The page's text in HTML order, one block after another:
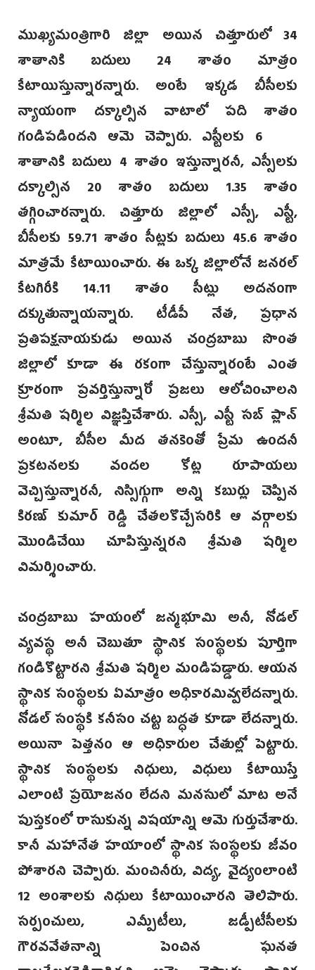
ముఖ్యమంత్రిగారి జిల్లా అయిన చిత్తూరులో 34
శాతానికి బదులు 24 శాతం మాత్రం
కేటాయిస్తున్నారన్నారు. అంటే ఇక్కడ బీసీలకు
న్యాయంగా దక్కాల్సిన వాటాలో పది శాతం
గండిపడిందని ఆమె చెప్పారు. ఎస్టీలకు 6
శాతానికి బదులు 4 శాతం ఇస్తున్నారనీ, ఎస్సీలకు
దక్కాల్సిన 20 శాతం బదులు 1.35 శాతం
తగ్గించారన్నారు. చిత్తూరు జిల్లాలో ఎస్సీ, ఎస్టీ,
బీసీలకు 59.71 శాతం సీట్లకు బదులు 45.6 శాతం
మాత్రమే కేటాయించారు. ఈ ఒక్క జిల్లాలోనే జనరల్
కేటగిరీకి 14.11 శాతం సీట్లు అదనంగా
దక్కుతున్నాయన్నారు. టీడీపీ నేత, ప్రధాన
ప్రతిపక్షనాయకుడు అయిన చంద్రబాబు సొంత
జిల్లాలో కూడా ఈ రకంగా చేస్తున్నారంటే ఎంత
క్రూరంగా ప్రవర్తిస్తున్నారో ప్రజలు ఆలోచించాలని
శ్రీమతి షర్మిల విజ్ఞప్తిచేశారు. ఎస్సీ, ఎస్టీ సబ్ ప్లాన్
అంటూ, బీసీల మీద తనకెంతో ప్రేమ ఉందనీ
ప్రకటనలకు వందల కోట్ల రూపాయలు
వెచ్చిస్తున్నారనీ, నిస్సిగ్గుగా అన్ని కబుర్లు చెప్పిన
కిరణ్ కుమార్ రెడ్డి చేతలకొచ్చేసరికి ఆ వర్గాలకు
మొండిచేయి చూపిస్తున్నరని శ్రీమతి షర్మిల
విమర్శించారు.
చంద్రబాబు హయంలో జన్మభూమి అనీ, నోడల్
వ్యవస్థ అనీ చెబుతూ స్థానిక సంస్థలకు పూర్తిగా
గండికొట్టారని శ్రీమతి షర్మిల మండిపడ్డారు. ఆయన
స్థానిక సంస్థలకు ఏమాత్రం అధికారమివ్వలేదన్నారు.
నోడల్ సంస్థకి కనీసం చట్ట బద్ధత కూడా లేదన్నారు.
అయినా పెత్తనం ఆ అధికారుల చేతుల్లో పెట్టారు.
స్థానిక సంస్థలకు నిధులు, విధులు కేటాయిస్తే
ఎలాంటి ప్రయోజనం లేదని మనసులో మాట అనే
పుస్తకంలో రాసుకున్న విషయాన్ని ఆమె గుర్తుచేశారు.
కానీ మహానేత హయాంలో స్థానిక సంస్థలకు జీవం
పోశారని చెప్పారు. మంచినీరు, విద్య, వైద్యంలాంటి
12 అంశాలకు నిధులు కేటాయించారని తెలిపారు.
సర్పంచులు, ఎమ్పీటీలు, జడ్పీటీసీలకు
గౌరవవేతనాన్ని పెంచిన ఘనత